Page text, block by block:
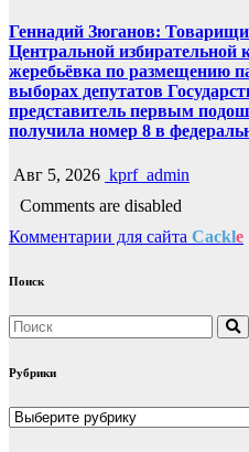
Геннадий Зюганов:
Центральной избирательной
жеребьёвка по размещению
выборах депутатов
представитель первым
получила номер 8 в
Авг 5, 2026 kprf_admin
Comments are disabled
Комментарии для сайта Cackle
Поиск
Рубрики
Рубрики